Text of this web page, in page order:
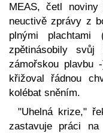
MEAS, četl
neuctivě zprávy z
plnými
zpětinásobily
zámořskou plavbu
křižoval řádnou
kolébat sněním.
"Uhelná krize,"
zastavuje práci